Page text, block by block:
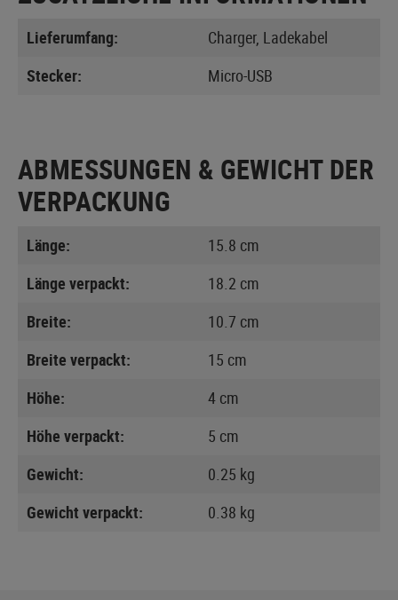
Lieferumfang:
Charger, Ladekabel
Stecker:
Micro-USB
ABMESSUNGEN & GEWICHT DER
VERPACKUNG
Länge:
15.8 cm
Länge verpackt:
18.2 cm
Breite:
10.7 cm
Breite verpackt:
15 cm
Höhe:
4 cm
Höhe verpackt:
5 cm
Gewicht:
0.25 kg
Gewicht verpackt:
0.38 kg